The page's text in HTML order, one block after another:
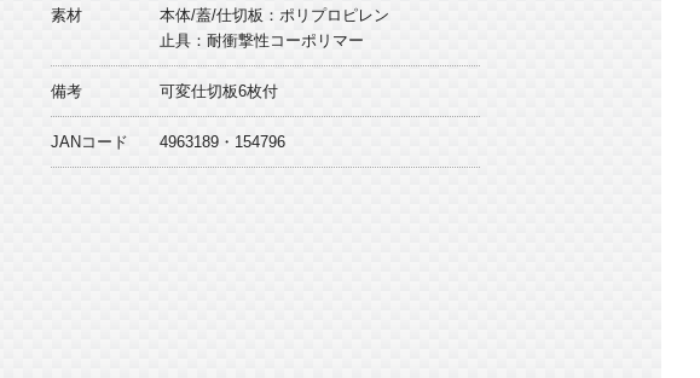
素材
本体/蓋/仕切板：ポリプロピレン
止具：耐衝撃性コーポリマー
備考 可変仕切板6枚付
JANコード 4963189・154796